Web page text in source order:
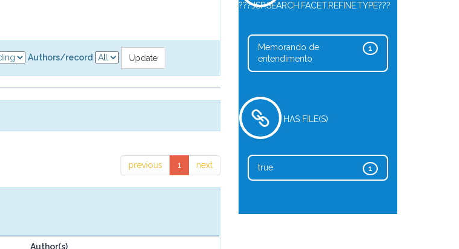
Authors/record
previous 1 next
Author(s)
???JSP.SEARCH.FACET.REFINE.TYPE???
1
Memorando de
entendimento
HAS FILE(S)
1
true